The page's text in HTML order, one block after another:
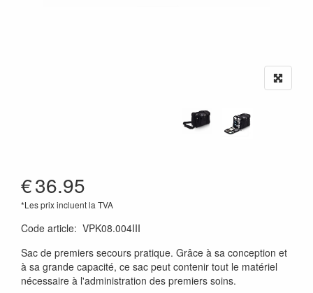
€36.95
*Les prix incluent la TVA
Code article: VPK08.004III
Sac de premiers secours pratique. Grâce à sa conception et
à sa grande capacité, ce sac peut contenir tout le matériel
nécessaire à l'administration des premiers soins.